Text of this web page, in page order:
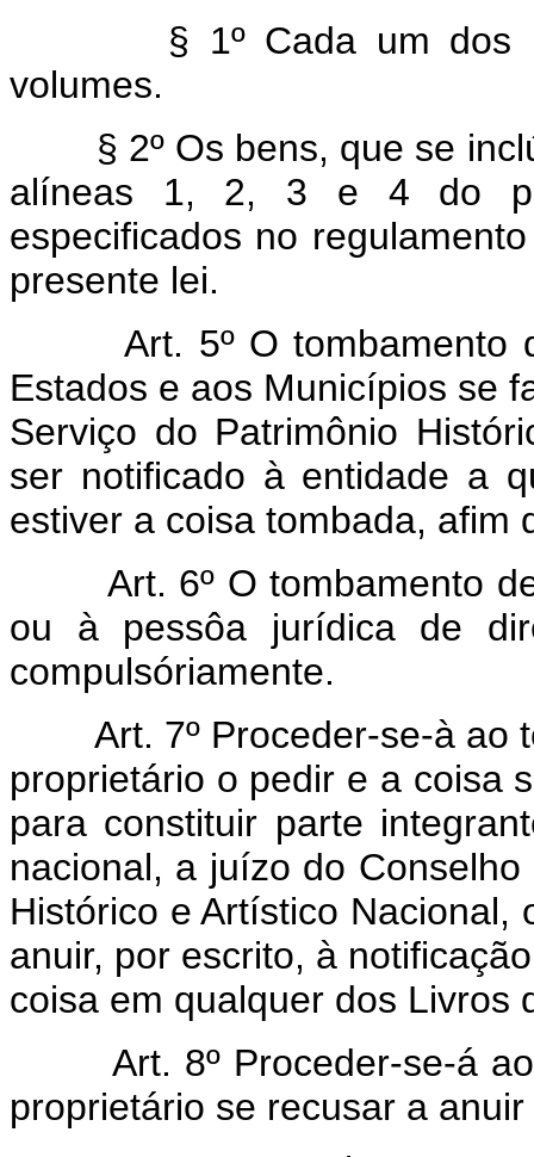
§ 1º Cada um dos
volumes.
§ 2º Os bens, que se
alíneas 1, 2, 3 e 4 do
especificados no
presente lei.
Art. 5º O tombamento
Estados e aos Municípios se
Serviço do Patrimônio
ser notificado à entidade a
estiver a coisa tombada, afim
Art. 6º O tombamento
ou à pessôa jurídica de
compulsóriamente.
Art. 7º Proceder-se-à ao
proprietário o pedir e a coisa
para constituir parte
nacional, a juízo do
Histórico e Artístico
anuir, por escrito, à
coisa em qualquer dos Livros
Art. 8º Proceder-se-á
proprietário se recusar a